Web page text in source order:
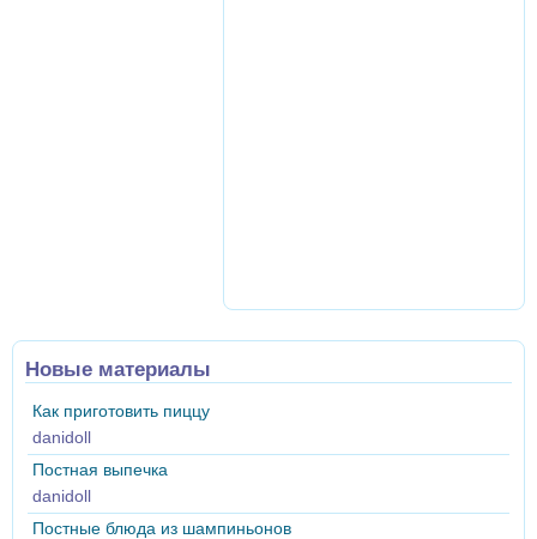
Новые материалы
Как приготовить пиццу
danidoll
Постная выпечка
danidoll
Постные блюда из шампиньонов